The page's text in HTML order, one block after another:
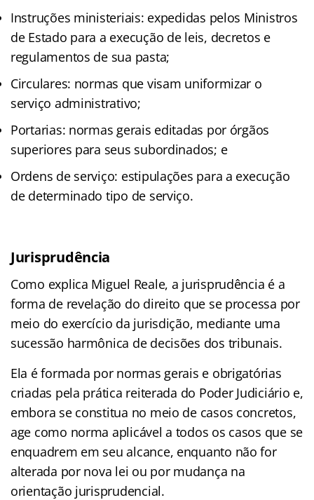
Instruções ministeriais: expedidas pelos Ministros
de Estado para a execução de leis, decretos e
regulamentos de sua pasta;
Circulares: normas que visam uniformizar o
serviço administrativo;
Portarias: normas gerais editadas por órgãos
superiores para seus subordinados; e
Ordens de serviço: estipulações para a execução
de determinado tipo de serviço.
Jurisprudência
Como explica Miguel Reale, a jurisprudência é a
forma de revelação do direito que se processa por
meio do exercício da jurisdição, mediante uma
sucessão harmônica de decisões dos tribunais.
Ela é formada por normas gerais e obrigatórias
criadas pela prática reiterada do Poder Judiciário e,
embora se constitua no meio de casos concretos,
age como norma aplicável a todos os casos que se
enquadrem em seu alcance, enquanto não for
alterada por nova lei ou por mudança na
orientação jurisprudencial.